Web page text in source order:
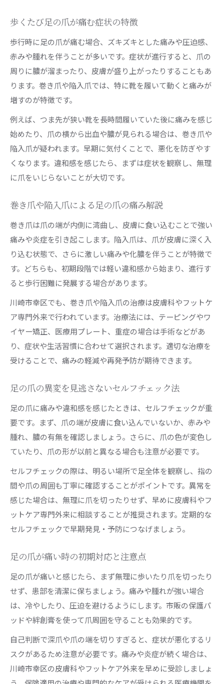
足の爪の痛み治療で注意する保険の条件
自費治療のメリットとデメリット整理
最新の巻き爪治療法と費用比較のポイント
爪の異変に気付いたら迷わず受診がおすすめ
足の爪の痛みを放置しない重要性
症状が重い時に早期受診が必要な理由
川崎で足の爪トラブル相談先の選び方
爪の変形や痛み発生時の受診タイミング
足の爪の異変で迷った時の対処法
巻き爪予防に役立つ日常ケア習慣とは
足の爪の痛みを防ぐ靴選びと歩き方のポイント
自宅でできる足の爪ケアグッズの選び方
足の爪の健康を保つためのフットケア方法
歩くたび足の爪が痛む症状の特徴
歩行時に足の爪が痛む場合、ズキズキとした痛みや圧迫感、
赤みや腫れを伴うことが多いです。症状が進行すると、爪の
周りに膿が溜まったり、皮膚が盛り上がったりすることもあ
ります。巻き爪や陥入爪では、特に靴を履いて動くと痛みが
増すのが特徴です。
例えば、つま先が狭い靴を長時間履いていた後に痛みを感じ
始めたり、爪の横から出血や膿が見られる場合は、巻き爪や
陥入爪が疑われます。早期に気付くことで、悪化を防ぎやす
くなります。違和感を感じたら、まずは症状を観察し、無理
に爪をいじらないことが大切です。
巻き爪や陥入爪による足の爪の痛み解説
巻き爪は爪の端が内側に湾曲し、皮膚に食い込むことで強い
痛みや炎症を引き起こします。陥入爪は、爪が皮膚に深く入
り込む状態で、さらに激しい痛みや化膿を伴うことが特徴で
す。どちらも、初期段階では軽い違和感から始まり、進行す
ると歩行困難に発展する場合があります。
川崎市幸区でも、巻き爪や陥入爪の治療は皮膚科やフットケ
ア専門外来で行われています。治療法には、テーピングやワ
イヤー矯正、医療用プレート、重症の場合は手術などがあ
り、症状や生活習慣に合わせて選択されます。適切な治療を
受けることで、痛みの軽減や再発予防が期待できます。
足の爪の異変を見逃さないセルフチェック法
足の爪に痛みや違和感を感じたときは、セルフチェックが重
要です。まず、爪の端が皮膚に食い込んでいないか、赤みや
腫れ、膿の有無を確認しましょう。さらに、爪の色が変色し
ていたり、爪の形が以前と異なる場合も注意が必要です。
セルフチェックの際は、明るい場所で足全体を観察し、指の
間や爪の周囲も丁寧に確認することがポイントです。異常を
感じた場合は、無理に爪を切ったりせず、早めに皮膚科やフ
ットケア専門外来に相談することが推奨されます。定期的な
セルフチェックで早期発見・予防につなげましょう。
足の爪が痛い時の初期対応と注意点
足の爪が痛いと感じたら、まず無理に歩いたり爪を切ったり
せず、患部を清潔に保ちましょう。痛みや腫れが強い場合
は、冷やしたり、圧迫を避けるようにします。市販の保護パ
ッドや絆創膏を使って爪周囲を守ることも効果的です。
自己判断で深爪や爪の端を切りすぎると、症状が悪化するリ
スクがあるため注意が必要です。痛みや炎症が続く場合は、
川崎市幸区の皮膚科やフットケア外来を早めに受診しましょ